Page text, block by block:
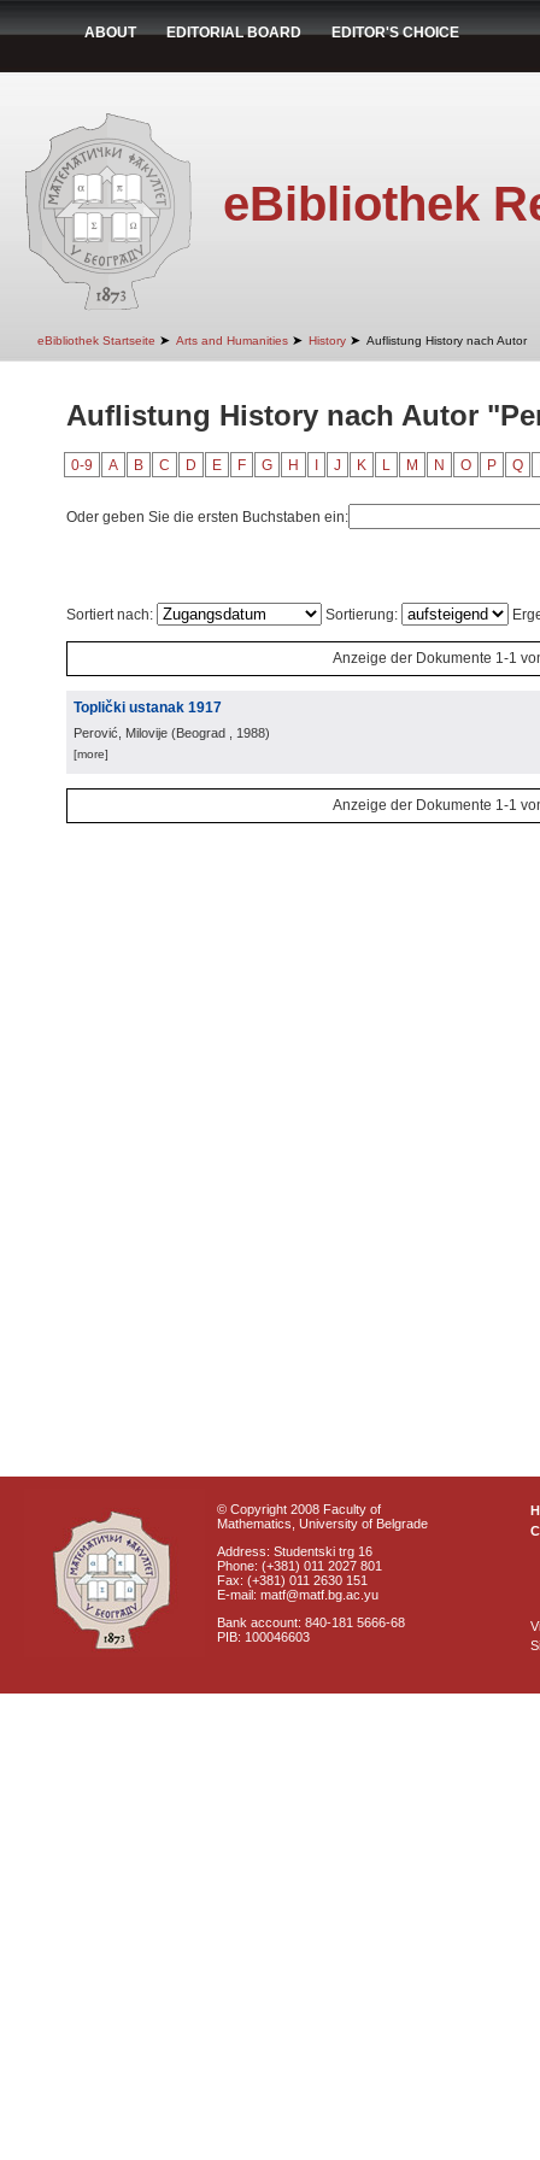
ABOUT EDITORIAL BOARD EDITOR'S CHOICE
eBibliothek
eBibliothek Startseite ➤ Arts and Humanities ➤ History ➤ Auflistung History nach Autor
Auflistung History nach Autor
0-9 A B C D E F G H J K L M N O P Q
Oder geben Sie die ersten Buchstaben ein:
Sortiert nach: Sortierung:
Anzeige der Dokumente 1-1
Toplički ustanak 1917
Perović, Milovije (Beograd , 1988)
[more]
Anzeige der Dokumente 1-1
© Copyright 2008 Faculty of
Mathematics, University of Belgrade
Address: Studentski trg 16
Phone: (+381) 011 2027 801
Fax: (+381) 011 2630 151
E-mail: matf@matf.bg.ac.yu
Bank account: 840-181 5666-68
PIB: 100046603